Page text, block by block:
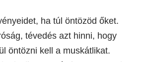
ha túl öntözöd őket.
tévedés azt hinni, hogy
öntözni kell a muskátlikat.